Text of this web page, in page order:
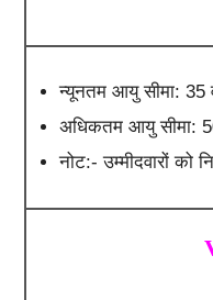
न्यूनतम आयु सीमा: 35
अधिकतम आयु सीमा:
नोट:- उम्मीदवारों को